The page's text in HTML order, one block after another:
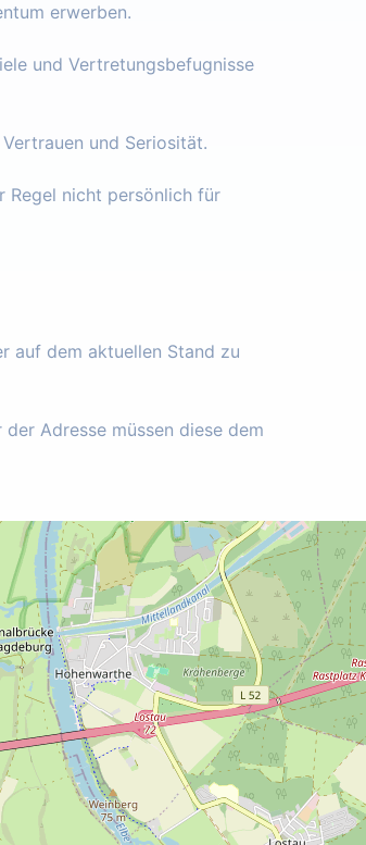
erwerben.
und Vertretungsbefugnisse
und Seriosität.
Regel nicht persönlich für
auf dem aktuellen Stand zu
Adresse müssen diese dem